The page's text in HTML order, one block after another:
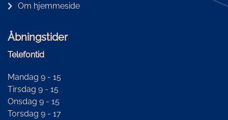
Om hjemmeside
Åbningstider
Telefontid
Mandag 9 - 15
Tirsdag 9 - 15
Onsdag 9 - 15
Torsdag 9 - 17